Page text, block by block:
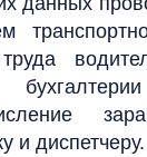
труда
и диспетчеру.